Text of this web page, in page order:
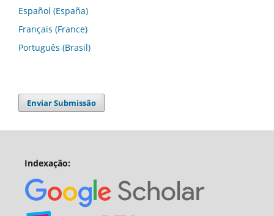
Español (España)
Français (France)
Português (Brasil)
Enviar Submissão
Indexação: